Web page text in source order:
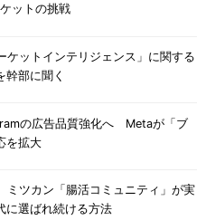
ットの挑戦
ケットインテリジェンス」に関する
幹部に聞く
の広告品質強化へ Metaが「ブ
を拡大
ツカン「腸活コミュニティ」が実
に選ばれ続ける方法